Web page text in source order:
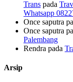
Trans pada
Whatsapp
Once saputra
Once saputra
Palembang
Rendra pada
Arsip